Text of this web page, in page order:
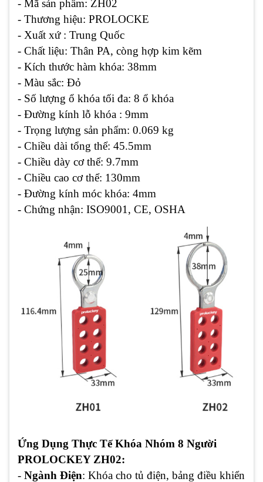
- Mã sản phẩm: ZH02
- Thương hiệu: PROLOCKE
- Xuất xứ : Trung Quốc
- Chất liệu: Thân PA, còng hợp kim kẽm
- Kích thước hàm khóa: 38mm
- Màu sắc: Đỏ
- Số lượng ổ khóa tối đa: 8 ổ khóa
- Đường kính lỗ khóa : 9mm
- Trọng lượng sản phẩm: 0.069 kg
- Chiều dài tổng thể: 45.5mm
- Chiều dày cơ thể: 9.7mm
- Chiều cao cơ thể: 130mm
- Đường kính móc khóa: 4mm
- Chứng nhận: ISO9001, CE, OSHA
Ứng Dụng Thực Tế Khóa Nhóm 8 Người
PROLOCKEY ZH02:
- Ngành Điện: Khóa cho tủ điện, bảng điều khiển